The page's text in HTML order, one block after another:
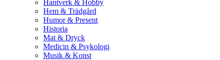
Hantverk & Hobby
Hem & Trädgård
Humor & Present
Historia
Mat & Dryck
Medicin & Psykologi
Musik & Konst